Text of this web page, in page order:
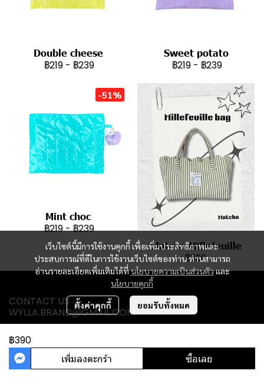
Double cheese
฿219 - ฿239
Sweet potato
฿219 - ฿239
-51%
Mint choc
฿219-฿239
Matcha Millefeuille
฿390
฿390
เพิ่มลงตะกร้า ซื้อเลย
เว็บไซต์นี้มีการใช้งานคุกกี้ เพื่อเพิ่มประสิทธิภาพและ
ประสบการณ์ที่ดีในการใช้งานเว็บไซต์ของท่าน ท่านสามารถ
อ่านรายละเอียดเพิ่มเติมได้ที่นโยบายความเป็นส่วนตัวและ
นโยบายคุกกี้
ตั้งค่าคุกกี้ ยอมรับทั้งหมด
CONTACT US
WYLLA.BRAND@GMAIL.COM
Powered By MakeWebEasy